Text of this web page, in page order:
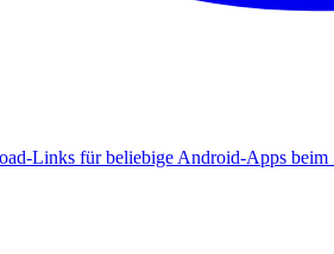
Links für beliebige Android-Apps beim